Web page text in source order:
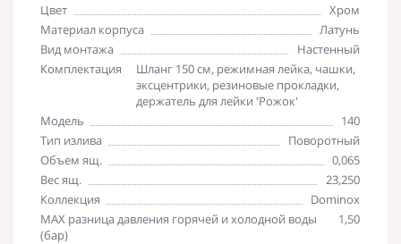
Цвет
Хром
Материал корпуса
Латунь
Вид монтажа
Настенный
Комплектация
Шланг 150 см, режимная лейка, чашки,
эксцентрики, резиновые прокладки,
держатель для лейки 'Рожок'
Модель
140
Тип излива
Поворотный
Объем ящ.
0,065
Вес ящ.
23,250
Коллекция
Dominox
MAX разница давления горячей и холодной воды
(бар)
1,50